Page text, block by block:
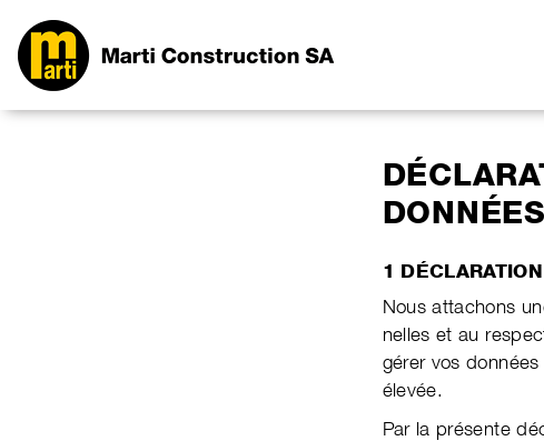
DONNÉES
1
Nous attachons
nelles et au
gérer vos
élevée.
Par la présente